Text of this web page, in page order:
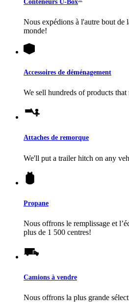
Conteneurs U-Box
Nous expédions à l'autre bout de
monde!
Accessoires de déménagement
We sell hundreds of products
Attaches de remorque
We'll put a trailer hitch on any
Propane
Nous offrons le remplissage et
plus de 1 500 centres!
Camions à vendre
Nous offrons la plus grande